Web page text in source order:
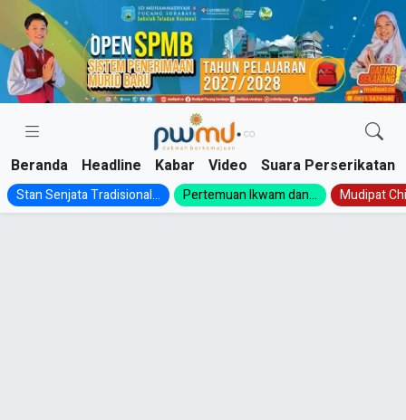
Skip
content
Beranda Headline Kabar Video Suara Perserikatan
Stan Senjata Tradisional... Pertemuan Ikwam dan... Mudipat